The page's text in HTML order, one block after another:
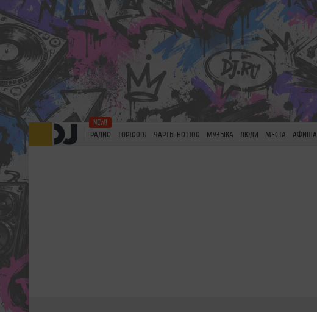
РАДИО TOP100DJ ЧАРТЫ HOT100 МУЗЫКА ЛЮДИ МЕСТА АФИША